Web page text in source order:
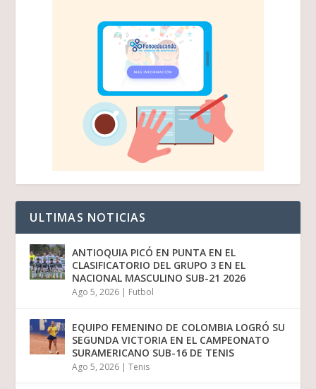
ULTIMAS NOTICIAS
ANTIOQUIA PICÓ EN PUNTA EN EL
CLASIFICATORIO DEL GRUPO 3 EN EL
NACIONAL MASCULINO SUB-21 2026
Ago 5, 2026 | Futbol
EQUIPO FEMENINO DE COLOMBIA LOGRÓ SU
SEGUNDA VICTORIA EN EL CAMPEONATO
SURAMERICANO SUB-16 DE TENIS
Ago 5, 2026 |Tenis